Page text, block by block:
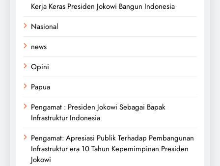
Kerja Keras Presiden Jokowi Bangun Indonesia
Nasional
news
Opini
Papua
Pengamat : Presiden Jokowi Sebagai Bapak
Infrastruktur Indonesia
Pengamat: Apresiasi Publik Terhadap Pembangunan
Infrastruktur era 10 Tahun Kepemimpinan Presiden
Jokowi